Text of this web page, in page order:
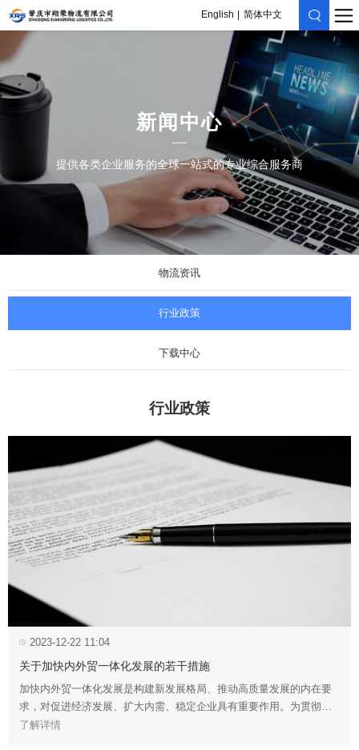
English 简体中文
新闻中心
提供各类企业服务的全球一站式的专业综合服务商
物流资讯
行业政策
下载中心
行业政策
2023-12-22 11:04
关于加快内外贸一体化发展的若干措施
加快内外贸一体化发展是构建新发展格局、推动高质量发展的内在要
求，对促进经济发展、扩大内需、稳定企业具有重要作用。为贯彻落
实党中央、国务院决策部署，加快内外贸一体化发展，提出如下措
了解详情